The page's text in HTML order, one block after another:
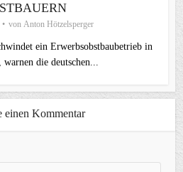
von Anton Hötzelsperger
ein Erwerbsobstbaubetrieb in
warnen die deutschen...
einen Kommentar